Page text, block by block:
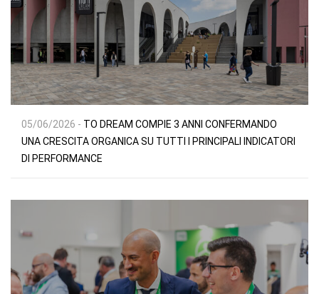
05/06/2026 - TO DREAM COMPIE 3 ANNI CONFERMANDO
UNA CRESCITA ORGANICA SU TUTTI I PRINCIPALI INDICATORI
DI PERFORMANCE